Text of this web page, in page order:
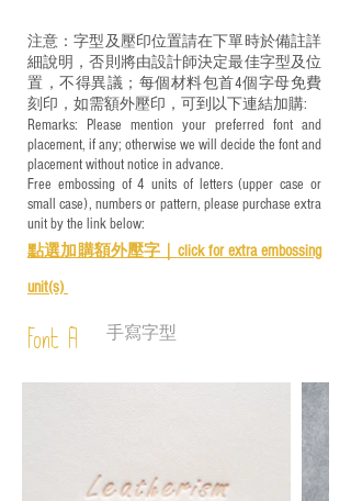
注意：字型及壓印位置請在下單時於備註詳
細說明，否則將由設計師決定最佳字型及位
置，不得異議；每個材料包首4個字母免費
刻印，如需額外壓印，可到以下連結加購:
Remarks: Please mention your preferred font and
placement, if any; otherwise we will decide the font and
placement without notice in advance.
Free embossing of 4 units of letters (upper case or
small case), numbers or pattern, please purchase extra
unit by the link below:
點選加購額外壓字｜ click for extra embossing
unit(s)
Font A 手寫字型